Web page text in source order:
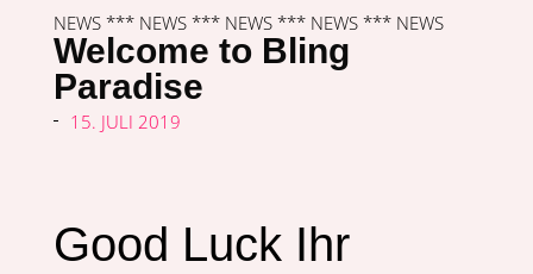
NEWS *** NEWS *** NEWS *** NEWS *** NEWS
Welcome to Bling
Paradise
15. JULI 2019
Good Luck Ihr